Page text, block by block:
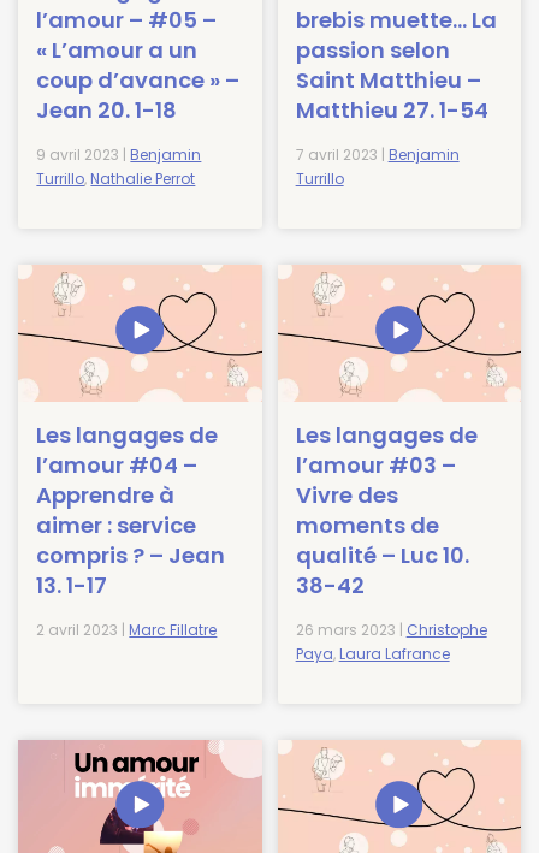
l’amour – #05 –
« L’amour a un
coup d’avance » –
Jean 20. 1-18
9 avril 2023 | Benjamin
Turrillo, Nathalie Perrot
brebis muette… La
passion selon
Saint Matthieu –
Matthieu 27. 1-54
7 avril 2023 | Benjamin
Turrillo
Les langages de
l’amour #04 –
Apprendre à
aimer : service
compris ? – Jean
13. 1-17
2 avril 2023 | Marc Fillatre
Les langages de
l’amour #03 –
Vivre des
moments de
qualité – Luc 10.
38-42
26 mars 2023 | Christophe
Paya, Laura Lafrance